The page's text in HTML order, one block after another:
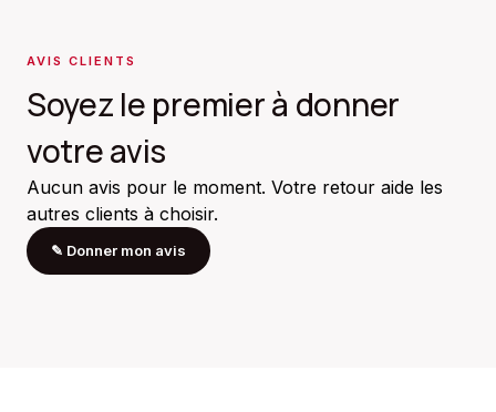
AVIS CLIENTS
Soyez le premier à donner
votre avis
Aucun avis pour le moment. Votre retour aide les
autres clients à choisir.
✎ Donner mon avis